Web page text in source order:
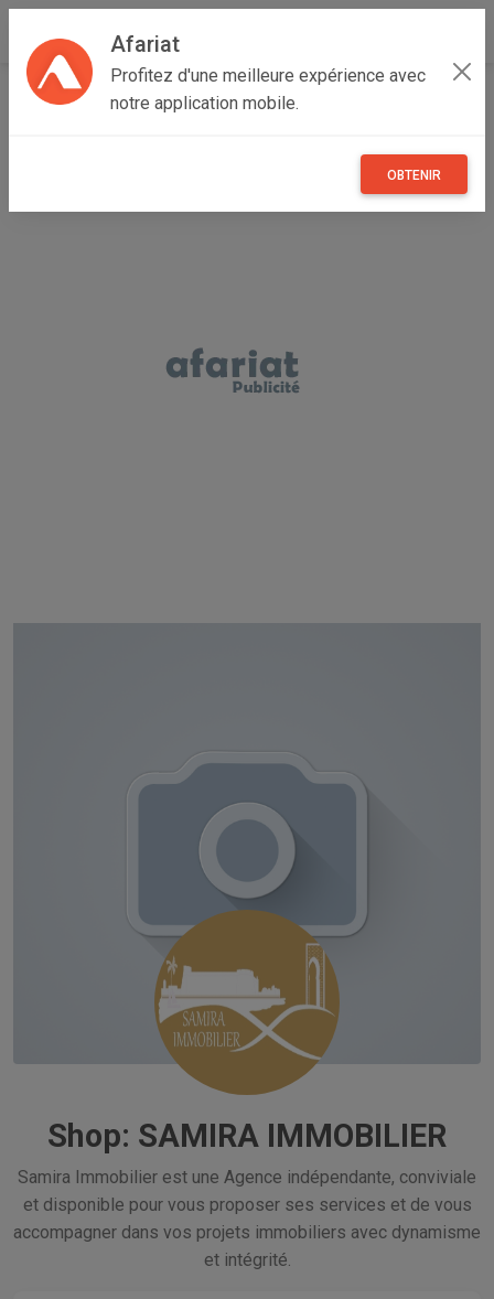
Afariat
Profitez d'une meilleure expérience avec
notre application mobile.
OBTENIR
Accueil Boutique de ENTREPRISE
Shop: SAMIRA IMMOBILIER
Samira Immobilier est une Agence indépendante, conviviale
et disponible pour vous proposer ses services et de vous
accompagner dans vos projets immobiliers avec dynamisme
et intégrité.